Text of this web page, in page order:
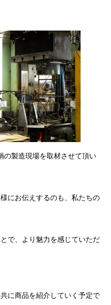
の製造現場を取材させて頂い
にお伝えするのも、私たちの
で、より魅力を感じていただ
に商品を紹介していく予定で